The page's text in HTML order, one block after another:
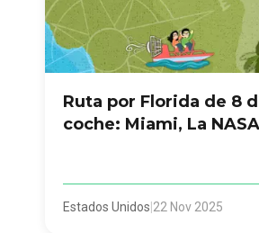
Ruta por Florida de 8
coche: Miami, La
Estados Unidos 22 Nov 2025